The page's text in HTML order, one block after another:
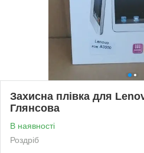
Захисна плівка для
Глянсова
В наявності
Роздріб